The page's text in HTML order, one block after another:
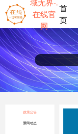
在线官
网
首
页
政策公告
新闻动态